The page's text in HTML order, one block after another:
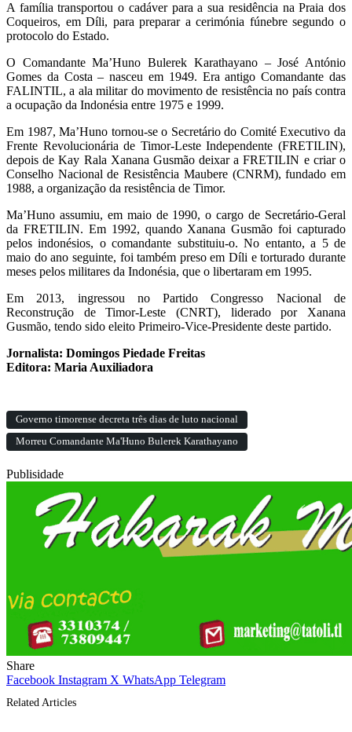
A família transportou o cadáver para a sua residência na Praia dos
Coqueiros, em Díli, para preparar a cerimónia fúnebre segundo o
protocolo do Estado.
O Comandante Ma’Huno Bulerek Karathayano – José António
Gomes da Costa – nasceu em 1949. Era antigo Comandante das
FALINTIL, a ala militar do movimento de resistência no país contra
a ocupação da Indonésia entre 1975 e 1999.
Em 1987, Ma’Huno tornou-se o Secretário do Comité Executivo da
Frente Revolucionária de Timor-Leste Independente (FRETILIN),
depois de Kay Rala Xanana Gusmão deixar a FRETILIN e criar o
Conselho Nacional de Resistência Maubere (CNRM), fundado em
1988, a organização da resistência de Timor.
Ma’Huno assumiu, em maio de 1990, o cargo de Secretário-Geral
da FRETILIN. Em 1992, quando Xanana Gusmão foi capturado
pelos indonésios, o comandante substituiu-o. No entanto, a 5 de
maio do ano seguinte, foi também preso em Díli e torturado durante
meses pelos militares da Indonésia, que o libertaram em 1995.
Em 2013, ingressou no Partido Congresso Nacional de
Reconstrução de Timor-Leste (CNRT), liderado por Xanana
Gusmão, tendo sido eleito Primeiro-Vice-Presidente deste partido.
Jornalista: Domingos Piedade Freitas
Editora: Maria Auxiliadora
Governo timorense decreta três dias de luto nacional
Morreu Comandante Ma'Huno Bulerek Karathayano
Publisidade
Share
Facebook Instagram X WhatsApp Telegram
Related Articles